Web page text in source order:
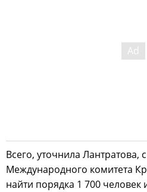
Всего, уточнила
Международного комитета
найти порядка 1 700 человек